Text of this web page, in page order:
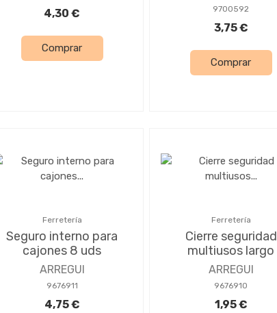
4,30 €
Comprar
9700592
3,75 €
Comprar
Ferretería
Seguro interno para
cajones 8 uds
ARREGUI
9676911
4,75 €
Ferretería
Cierre seguridad
multiusos largo
ARREGUI
9676910
1,95 €